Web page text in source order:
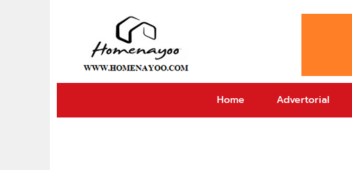
Home Advertorial